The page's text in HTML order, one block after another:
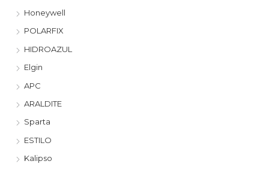
Honeywell
POLARFIX
HIDROAZUL
Elgin
APC
ARALDITE
Sparta
ESTILO
Kalipso